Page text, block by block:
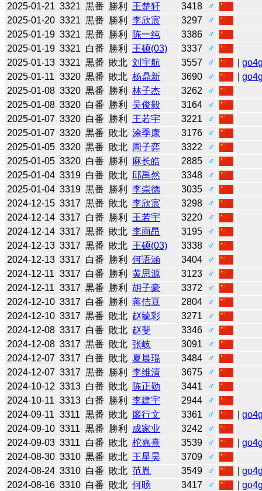
2025-01-21 3321 黒番 勝利 王楚轩 3418
♂
2025-01-20 3321 黒番 勝利 李欣宸 3297
♂
2025-01-19 3321 黒番 勝利 陈一纯 3386
♂
2025-01-19 3321 白番 勝利 王硕(03) 3337
♂
2025-01-13 3321 黒番 敗北 刘宇航 3557 ♂ |
2025-01-11 3320 黒番 敗北 杨鼎新 3690 ♂ |
2025-01-08 3320 黒番 勝利 林子杰 3262
♂
2025-01-08 3320 白番 勝利 吴俊毅 3164
♂
2025-01-07 3320 白番 勝利 王若宇 3221
♂
2025-01-07 3320 黒番 敗北 涂季康 3176
♂
2025-01-05 3320 黒番 敗北 周子弈 3322
♂
2025-01-05 3320 白番 勝利 麻长皓 2885
♂
2025-01-04 3319 白番 敗北 邱禹然 3348
♂
2025-01-04 3319 黒番 勝利 李崇德 3035
♂
2024-12-15 3317 黒番 敗北 李欣宸 3298
♂
2024-12-14 3317 白番 勝利 王若宇 3220
♂
2024-12-14 3317 黒番 敗北 李雨昂 3195
♂
2024-12-13 3317 黒番 敗北 王硕(03) 3338
♂
2024-12-13 3317 白番 勝利 何语涵 3404
♂
2024-12-11 3317 白番 勝利 黄思源 3123
♂
2024-12-11 3317 黒番 勝利 胡子豪 3372
♂
2024-12-10 3317 白番 勝利 蒋佶豆 2804
♂
2024-12-10 3317 黒番 敗北 赵毓彩 3271
♂
2024-12-08 3317 白番 敗北 赵斐 3346
♂
2024-12-08 3317 黒番 敗北 张岐 3091
♂
2024-12-07 3317 白番 敗北 夏晨琨 3484
♂
2024-12-07 3317 黒番 勝利 李维清 3675
♂
2024-10-12 3313 白番 敗北 陈正勋 3441
♂
2024-10-11 3313 白番 勝利 李建宇 2944
♂
2024-09-11 3311 黒番 敗北 廖行文 3361 ♂ |
2024-09-10 3311 黒番 勝利 成家业 3242
♂
2024-09-03 3311 白番 敗北 柁嘉熹 3539 ♂ |
2024-08-30 3310 黒番 敗北 王星昊 3709
♂
2024-08-24 3310 白番 敗北 范胤 3549 ♂ |
2024-08-16 3310 白番 敗北 何旸 3417 ♂ |